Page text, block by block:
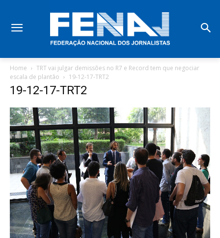
Home
TRT vai julgar demissões no R7 e Record tem que negociar
escala de plantão
19-12-17-TRT2
19-12-17-TRT2